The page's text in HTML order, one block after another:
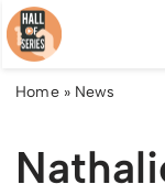
Vai
al
Home» News